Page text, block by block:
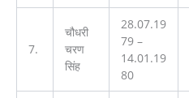
7.
चौधरी
चरण
सिंह
28.07.19
79 –
14.01.19
80